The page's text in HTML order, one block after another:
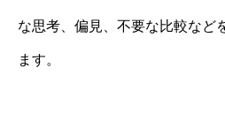
な思考、偏見、不要な比較など
ます。